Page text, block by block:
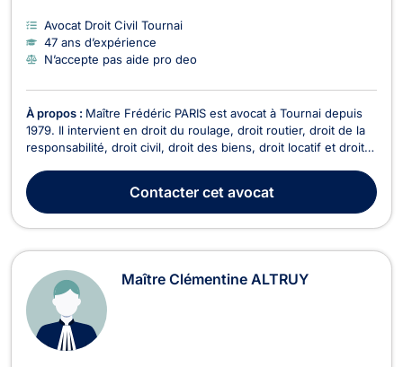
Avocat Droit Civil Tournai
47 ans d’expérience
N’accepte pas aide pro deo
À propos : Maître Frédéric PARIS est avocat à Tournai depuis
1979. Il intervient en droit du roulage, droit routier, droit de la
responsabilité, droit civil, droit des biens, droit locatif et droit
accompagne dans les procédures applicables en cas de
conduite sans permis et de conduit...
Contactercet avocat
Maître Clémentine ALTRUY